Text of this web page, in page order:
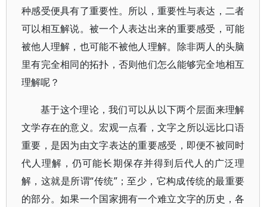
种感受便具有了重要性。所以，重要性与表达，二者
可以相互解说。被一个人表达出来的重要感受，可能
被他人理解，也可能不被他人理解。除非两人的头脑
里有完全相同的拓扑，否则他们怎么能够完全地相互
理解呢？
基于这个理论，我们可以从以下两个层面来理解
文学存在的意义。宏观一点看，文字之所以远比口语
重要，是因为由文字表达的重要感受，即便不被同时
代人理解，仍可能长期保存并得到后代人的广泛理
解，这就是所谓“传统”；至少，它构成传统的最重要
的部分。如果一个国家拥有一个难立文字的历史，各